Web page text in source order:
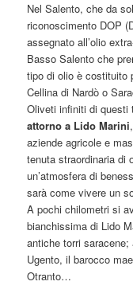
Nel Salento, che da
riconoscimento DOP
assegnato all’olio
Basso Salento che
tipo di olio è costituito
Cellina di Nardò o
Oliveti infiniti di
attorno a Lido Marini
aziende agricole e
tenuta straordinaria di
un’atmosfera di
sarà come vivere un
A pochi chilometri si
bianchissima di Lido
antiche torri
Ugento, il barocco
Otranto…